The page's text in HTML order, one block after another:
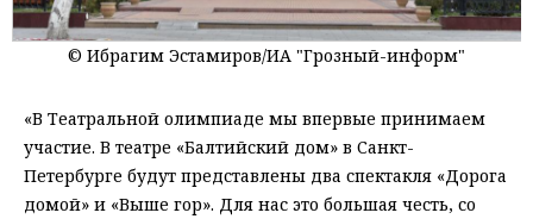
© Ибрагим Эстамиров/ИА "Грозный-информ"
«В Театральной олимпиаде мы впервые принимаем
участие. В театре «Балтийский дом» в Санкт-
Петербурге будут представлены два спектакля «Дорога
домой» и «Выше гор». Для нас это большая честь, со